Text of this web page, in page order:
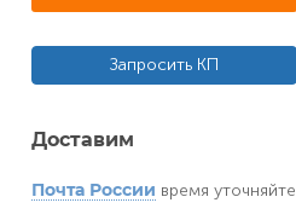
Запросить КП
Доставим
Почта России время уточняйте